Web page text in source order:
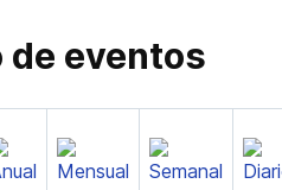
de eventos